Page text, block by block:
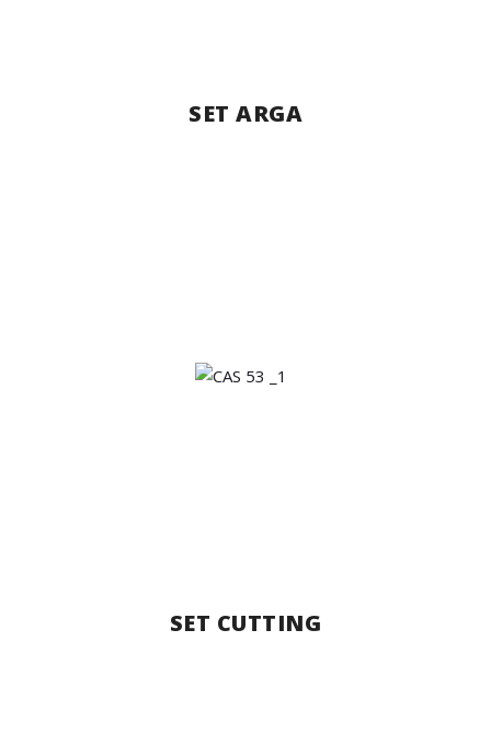
SET ARGA
SET CUTTING